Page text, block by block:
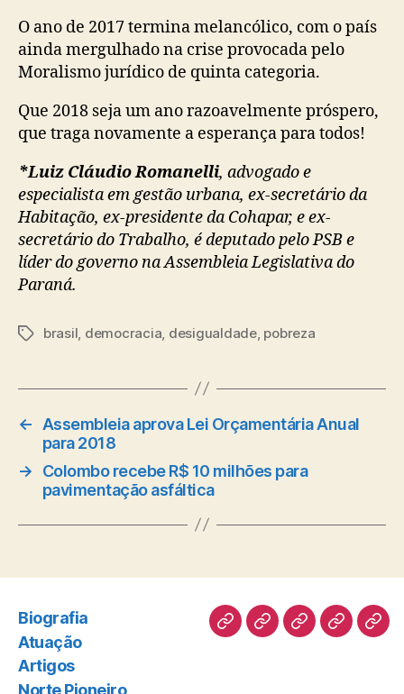
O ano de 2017 termina melancólico, com o país
ainda mergulhado na crise provocada pelo
Moralismo jurídico de quinta categoria.
Que 2018 seja um ano razoavelmente próspero,
que traga novamente a esperança para todos!
*Luiz Cláudio Romanelli, advogado e
especialista em gestão urbana, ex-secretário da
Habitação, ex-presidente da Cohapar, e ex-
secretário do Trabalho, é deputado pelo PSB e
líder do governo na Assembleia Legislativa do
Paraná.
Tagsbrasil democracia desigualdade, pobreza
←
Assembleia aprova Lei Orçamentária Anual
para 2018
→
Colombo recebe R$ 10 milhões para
pavimentação asfáltica
Biografia
Atuação
Artigos
Norte Pioneiro
BiografiaAtuaçãoArtigosNorte